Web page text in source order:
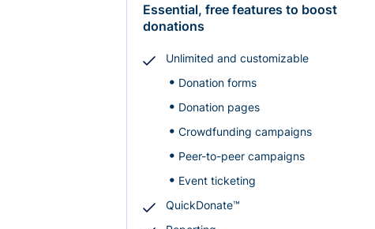
Essential, free features to boost
donations
Unlimited and customizable
Donation forms
Donation pages
Crowdfunding campaigns
Peer-to-peer campaigns
Event ticketing
QuickDonate™